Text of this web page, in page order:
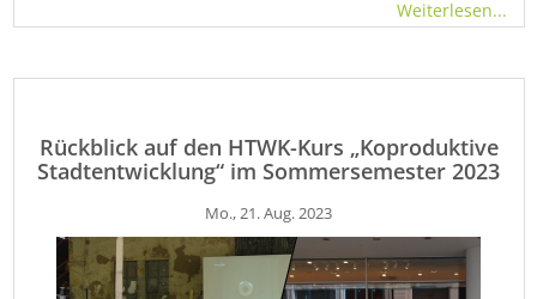
Weiterlesen...
Rückblick auf den HTWK-Kurs „Koproduktive
Stadtentwicklung“ im Sommersemester 2023
Mo., 21. Aug. 2023